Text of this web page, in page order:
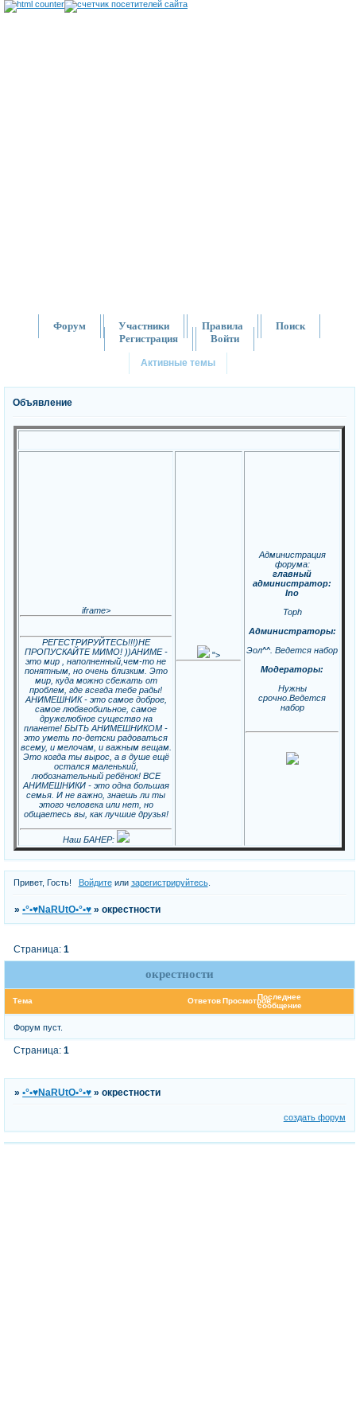
Форум Участники Правила
Поиск
Регистрация
Войти
Активные темы
Объявление
iframe>
РЕГЕСТРИРУЙТЕСЬ!!!)НЕ
ПРОПУСКАЙТЕ МИМО! ))АНИМЕ -
это мир , наполненный,чем-то не
понятным, но очень близким. Это
мир, куда можно сбежать от
проблем, где всегда тебе рады!
АНИМЕШНИК - это самое доброе,
самое любвеобильное, самое
дружелюбное существо на
планете! БЫТЬ АНИМЕШНИКОМ -
это уметь по-детски радоваться
всему, и мелочам, и важным вещам.
Это когда ты вырос, а в душе ещё
остался маленький,
любознательный ребёнок! ВСЕ
АНИМЕШНИКИ - это одна большая
семья. И не важно, знаешь ли ты
этого человека или нет, но
общаетесь вы, как лучшие друзья!
Наш БАНЕР:
">
Администрация
форума:
главный
администратор:
Ino
Toph
Администраторы:
Эол^^. Ведется набор
Модераторы:
Нужны
срочно.Ведется
набор
Привет, Гость! Войдитеили зарегистрируйтесь.
»•°•♥NaRUtO•°•♥ »окрестности
окрестности
Страница:1
Тема ОтветовПросмотровПоследнее
сообщение
Форум пуст.
Страница:1
»•°•♥NaRUtO•°•♥ »окрестности
создать форум